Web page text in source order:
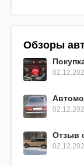
Обзоры
Отзыв